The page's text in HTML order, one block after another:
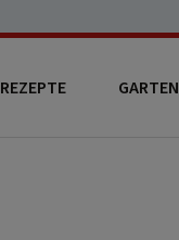
REZEPTE GARTEN